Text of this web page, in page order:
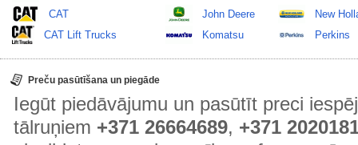
CAT
CAT Lift Trucks
John Deere
Komatsu
New
Perkins
Preču pasūtīšana un piegāde
Iegūt piedāvājumu un pasūtīt preci
tālruņiem +371 26664689, +371